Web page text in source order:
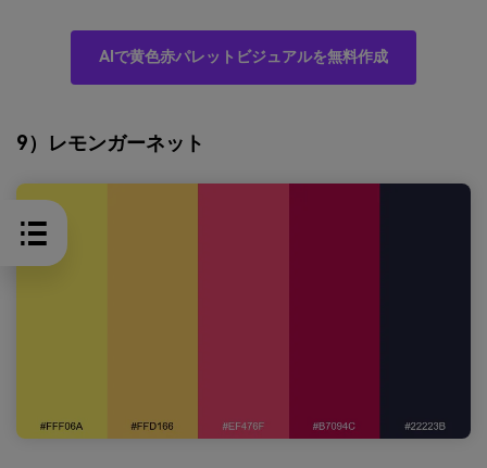
AIで黄色赤パレットビジュアルを無料作成
9）レモンガーネット